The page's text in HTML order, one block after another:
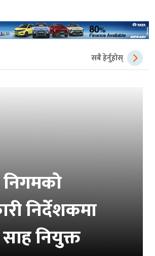
सबै हेर्नुहोस्
निर्देशकमा
साह नियुक्त